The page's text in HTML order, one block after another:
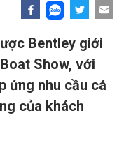
Bentley giới
Show, với
ứng nhu cầu cá
của khách